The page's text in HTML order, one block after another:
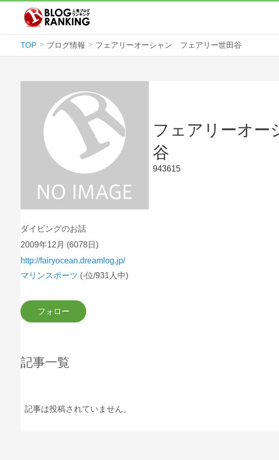
TOP ブログ情報 フェアリーオーシャン フェアリー世田谷
フェアリーオ
谷
943615
ダイビングのお話
2009年12月 (6078日)
http://fairyocean.dreamlog.jp/
マリンスポーツ (-位/931人中)
記事一覧
記事は投稿されていません。